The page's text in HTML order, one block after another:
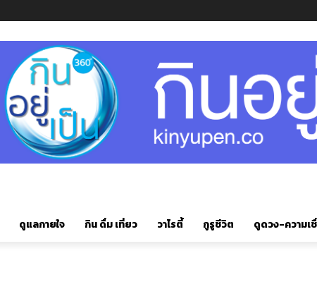
ดูแลกายใจ กิน ดื่ม เที่ยว วาไรตี้ กูรูชีวิต ดูดวง-ความเ